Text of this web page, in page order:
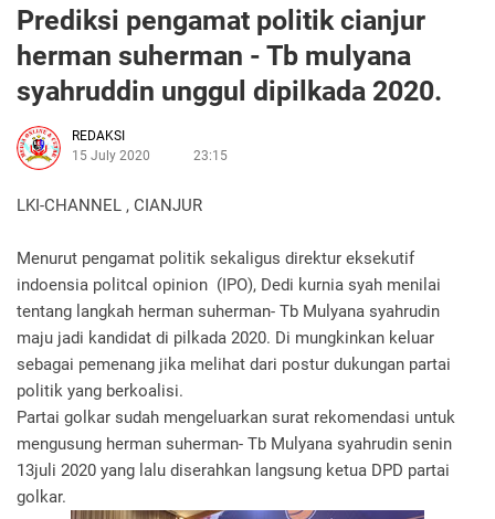
Prediksi pengamat politik cianjur
herman suherman - Tb mulyana
syahruddin unggul dipilkada 2020.
REDAKSI
15 July 2020
23:15
LKI-CHANNEL , CIANJUR
Menurut pengamat politik sekaligus direktur eksekutif
indoensia politcal opinion (IPO), Dedi kurnia syah menilai
tentang langkah herman suherman- Tb Mulyana syahrudin
maju jadi kandidat di pilkada 2020. Di mungkinkan keluar
sebagai pemenang jika melihat dari postur dukungan partai
politik yang berkoalisi.
Partai golkar sudah mengeluarkan surat rekomendasi untuk
mengusung herman suherman- Tb Mulyana syahrudin senin
13juli 2020 yang lalu diserahkan langsung ketua DPD partai
golkar.